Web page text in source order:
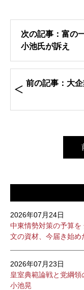
次の記事：富の
小池氏が訴え
前の記事：大
2026年07月24日
中東情勢対策の予算
文の資材、今届き始め
2026年07月23日
皇室典範論戦と党綱
小池晃